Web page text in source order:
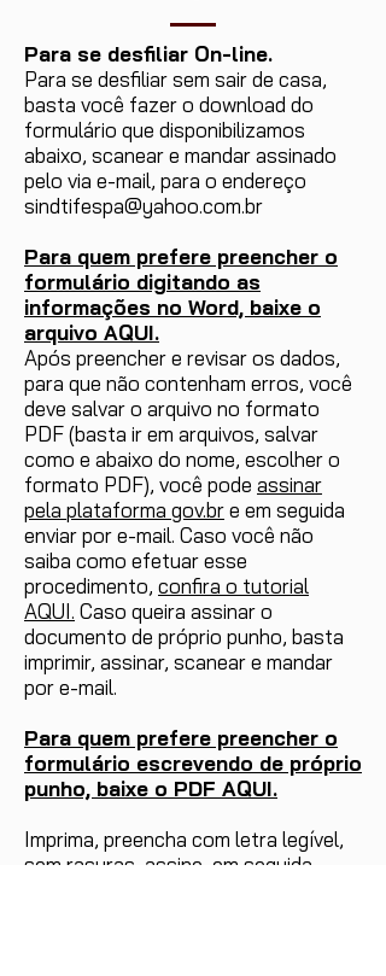
Para se desfiliar On-line.
Para se desfiliar sem sair de casa,
basta você fazer o download do
formulário que disponibilizamos
abaixo, scanear e mandar assinado
pelo via e-mail, para o endereço
sindtifespa@yahoo.com.br
Para quem prefere preencher o
formulário digitando as
informações no Word, baixe o
arquivo AQUI.
Após preencher e revisar os dados,
para que não contenham erros, você
deve salvar o arquivo no formato
PDF (basta ir em arquivos, salvar
como e abaixo do nome, escolher o
formato PDF), você pode assinar
pela plataforma gov.bre em seguida
enviar por e-mail. Caso você não
saiba como efetuar esse
procedimento, confira o tutorial
AQUI. Caso queira assinar o
documento de próprio punho, basta
imprimir, assinar, scanear e mandar
por e-mail.
Para quem prefere preencher o
formulário escrevendo de próprio
punho, baixe o PDF AQUI.
Imprima, preencha com letra legível,
sem rasuras, assine, em seguida